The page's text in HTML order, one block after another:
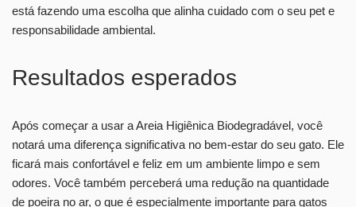
está fazendo uma escolha que alinha cuidado com o seu pet e
responsabilidade ambiental.
Resultados esperados
Após começar a usar a Areia Higiênica Biodegradável, você
notará uma diferença significativa no bem-estar do seu gato. Ele
ficará mais confortável e feliz em um ambiente limpo e sem
odores. Você também perceberá uma redução na quantidade
de poeira no ar, o que é especialmente importante para gatos